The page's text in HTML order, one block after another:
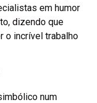
em humor
dizendo que
o incrível trabalho
num